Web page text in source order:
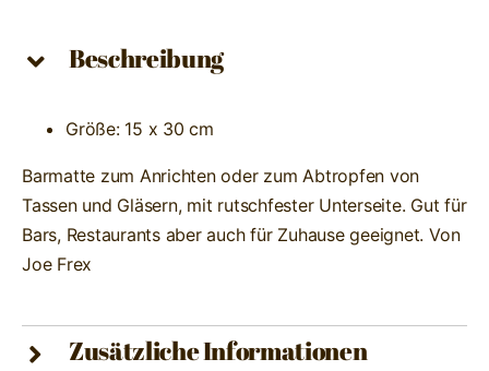
Beschreibung
Größe: 15 x 30 cm
Barmatte zum Anrichten oder zum Abtropfen von
Tassen und Gläsern, mit rutschfester Unterseite. Gut für
Bars, Restaurants aber auch für Zuhause geeignet. Von
Joe Frex
Zusätzliche Informationen